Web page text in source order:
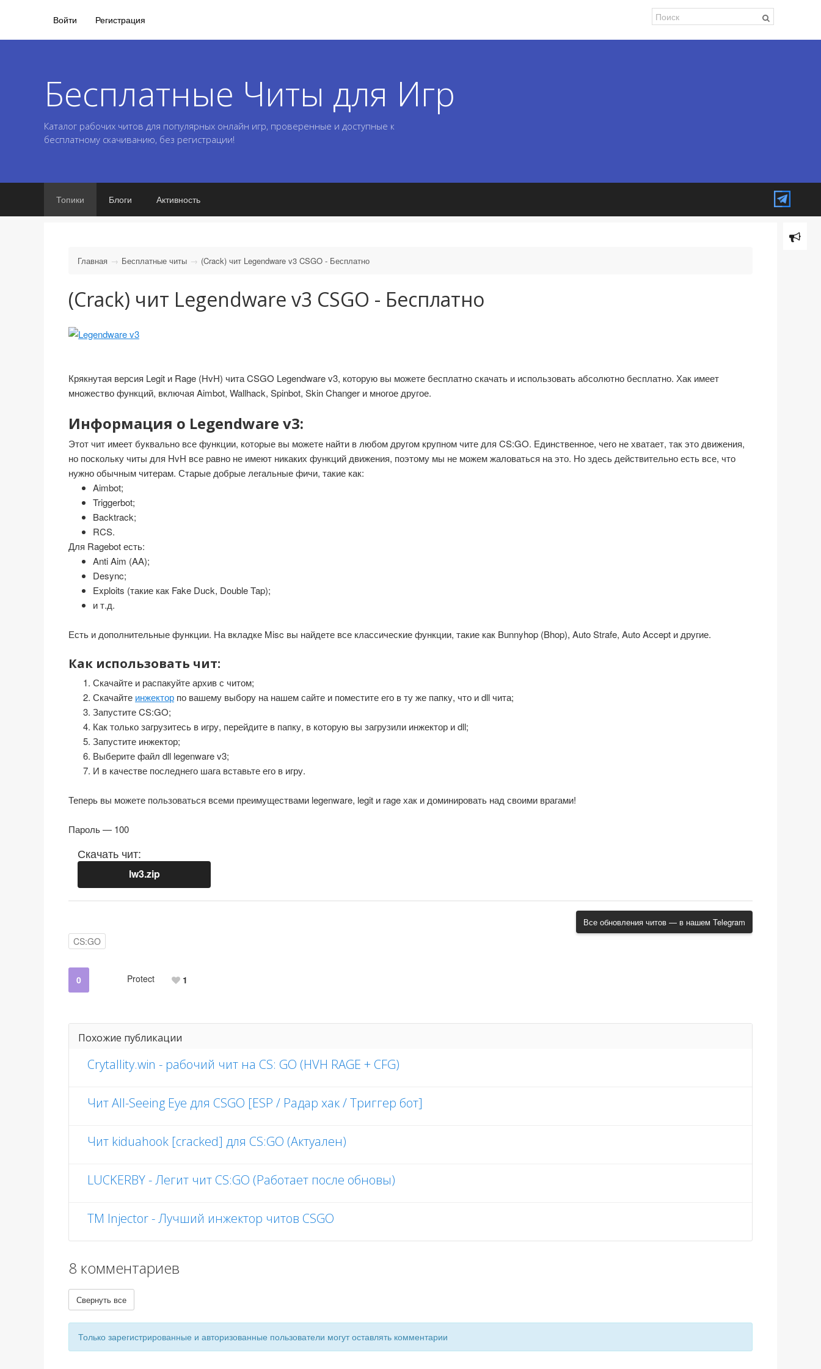
Войти Регистрация
Бесплатные Читы для Игр
Каталог рабочих читов для популярных онлайн игр, проверенные и доступные к
бесплатному скачиванию, без регистрации!
Топики Блоги Активность
Главная Бесплатные читы (Crack) чит Legendware v3 CSGO - Бесплатно
(Crack) чит Legendware v3 CSGO - Бесплатно
Крякнутая версия Legit и Rage (HvH) чита CSGO Legendware v3, которую вы можете бесплатно скачать и использовать абсолютно бесплатно. Хак имеет
множество функций, включая Aimbot, Wallhack, Spinbot, Skin Changer и многое другое.
Информация о Legendware v3:
Этот чит имеет буквально все функции, которые вы можете найти в любом другом крупном чите для CS:GO. Единственное, чего не хватает, так это движения,
но поскольку читы для HvH все равно не имеют никаких функций движения, поэтому мы не можем жаловаться на это. Но здесь действительно есть все, что
нужно обычным читерам. Старые добрые легальные фичи, такие как:
Aimbot;
Triggerbot;
Backtrack;
RCS.
Для Ragebot есть:
Anti Aim (AA);
Desync;
Exploits (такие как Fake Duck, Double Tap);
и т.д.
Есть и дополнительные функции. На вкладке Misc вы найдете все классические функции, такие как Bunnyhop (Bhop), Auto Strafe, Auto Accept и другие.
Как использовать чит:
Скачайте и распакуйте архив с читом;
Скачайте инжектор по вашему выбору на нашем сайте и поместите его в ту же папку, что и dll чита;
Запустите CS:GO;
Как только загрузитесь в игру, перейдите в папку, в которую вы загрузили инжектор и dll;
Запустите инжектор;
Выберите файл dll legenware v3;
И в качестве последнего шага вставьте его в игру.
Теперь вы можете пользоваться всеми преимуществами legenware, legit и rage хак и доминировать над своими врагами!
Пароль — 100
Скачать чит:
lw3.zip
Все обновления читов — в нашем Telegram
CS:GO
0 Protect 1
Похожие публикации
Crytallity.win - рабочий чит на CS: GO (HVH RAGE + CFG)
Чит All-Seeing Eye для CSGO [ESP / Радар хак / Триггер бот]
Чит kiduahook [cracked] для CS:GO (Актуален)
LUCKERBY - Легит чит CS:GO (Работает после обновы)
TM Injector - Лучший инжектор читов CSGO
8 комментариев
Свернуть все
Только зарегистрированные и авторизованные пользователи могут оставлять комментарии